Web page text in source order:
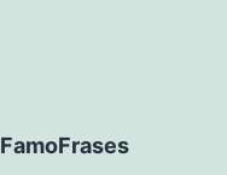
FamoFrases